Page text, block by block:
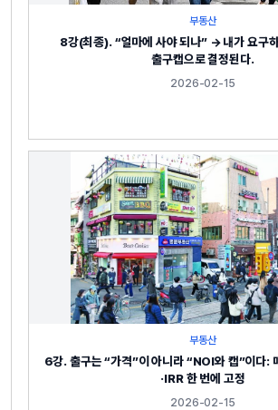
부동산
8강(최종). “얼마에 사야 되나” → 내가 요구
출구캡으로 결정된다.
2026-02-15
부동산
6강. 출구는 “가격”이 아니라 “NOI와 캡”이다:
·IRR 한 번에 고정
2026-02-15